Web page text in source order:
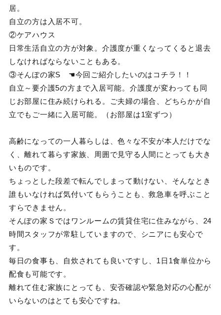
居。
自立の方は入居不可。
②ケアハウス
日常生活自立の方が対象。介護度が重くなってくると退去
しなければならないこともある。
③そんぽの家S ☚今回ご紹介したいのはコチラ！！
自立～要介護5の方まで入居可能。介護度が変わっても同
じお部屋に住み続けられる。ご夫婦の場合、どちらかが自
立でもご一緒に入居可能。（お部屋は1室ずつ）
高齢になっての一人暮らしは、色々な不安が本人だけでな
く、離れて暮らす家族、周囲で見守る人間にとっても大き
いものです。
ちょっとした段差で転んでしまって動けない、そんなとき
誰もいなければ気付いてもらうことも、救急車を呼ぶこと
すらできません。
そんぽの家Ｓではワンルームの賃貸住宅に住みながら、24
時間スタッフが常駐していますので、シニアにも安心で
す。
毎日の食事も、自炊されても良いですし、1日1食単位から
配食も可能です。
離れて住む家族にとっても、安否確認や緊急対応の心配が
いらないのはとても安心ですね。